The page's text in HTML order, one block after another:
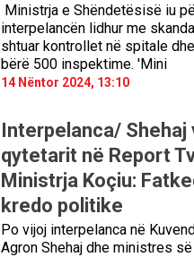
Ministrja e Shëndetësisë iu
interpelancën lidhur me
shtuar kontrollet në spitale
bërë 500 inspektime. 'Mini
14 Nëntor 2024, 13:10
Interpelanca/ Shehaj
qytetarit në Report
Ministrja Koçiu:
kredo politike
Po vijoj interpelanca në
Agron Shehaj dhe ministres